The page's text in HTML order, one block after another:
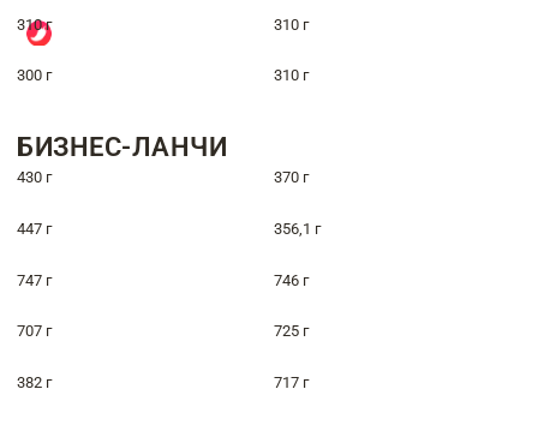
310 г 310 г
300 г 310 г
БИЗНЕС-ЛАНЧИ
430 г 370 г
447 г 356,1 г
747 г 746 г
707 г 725 г
382 г 717 г